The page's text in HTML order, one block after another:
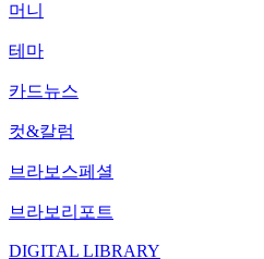
머니
테마
카드뉴스
컷&칼럼
브라보스페셜
브라보리포트
DIGITAL LIBRARY